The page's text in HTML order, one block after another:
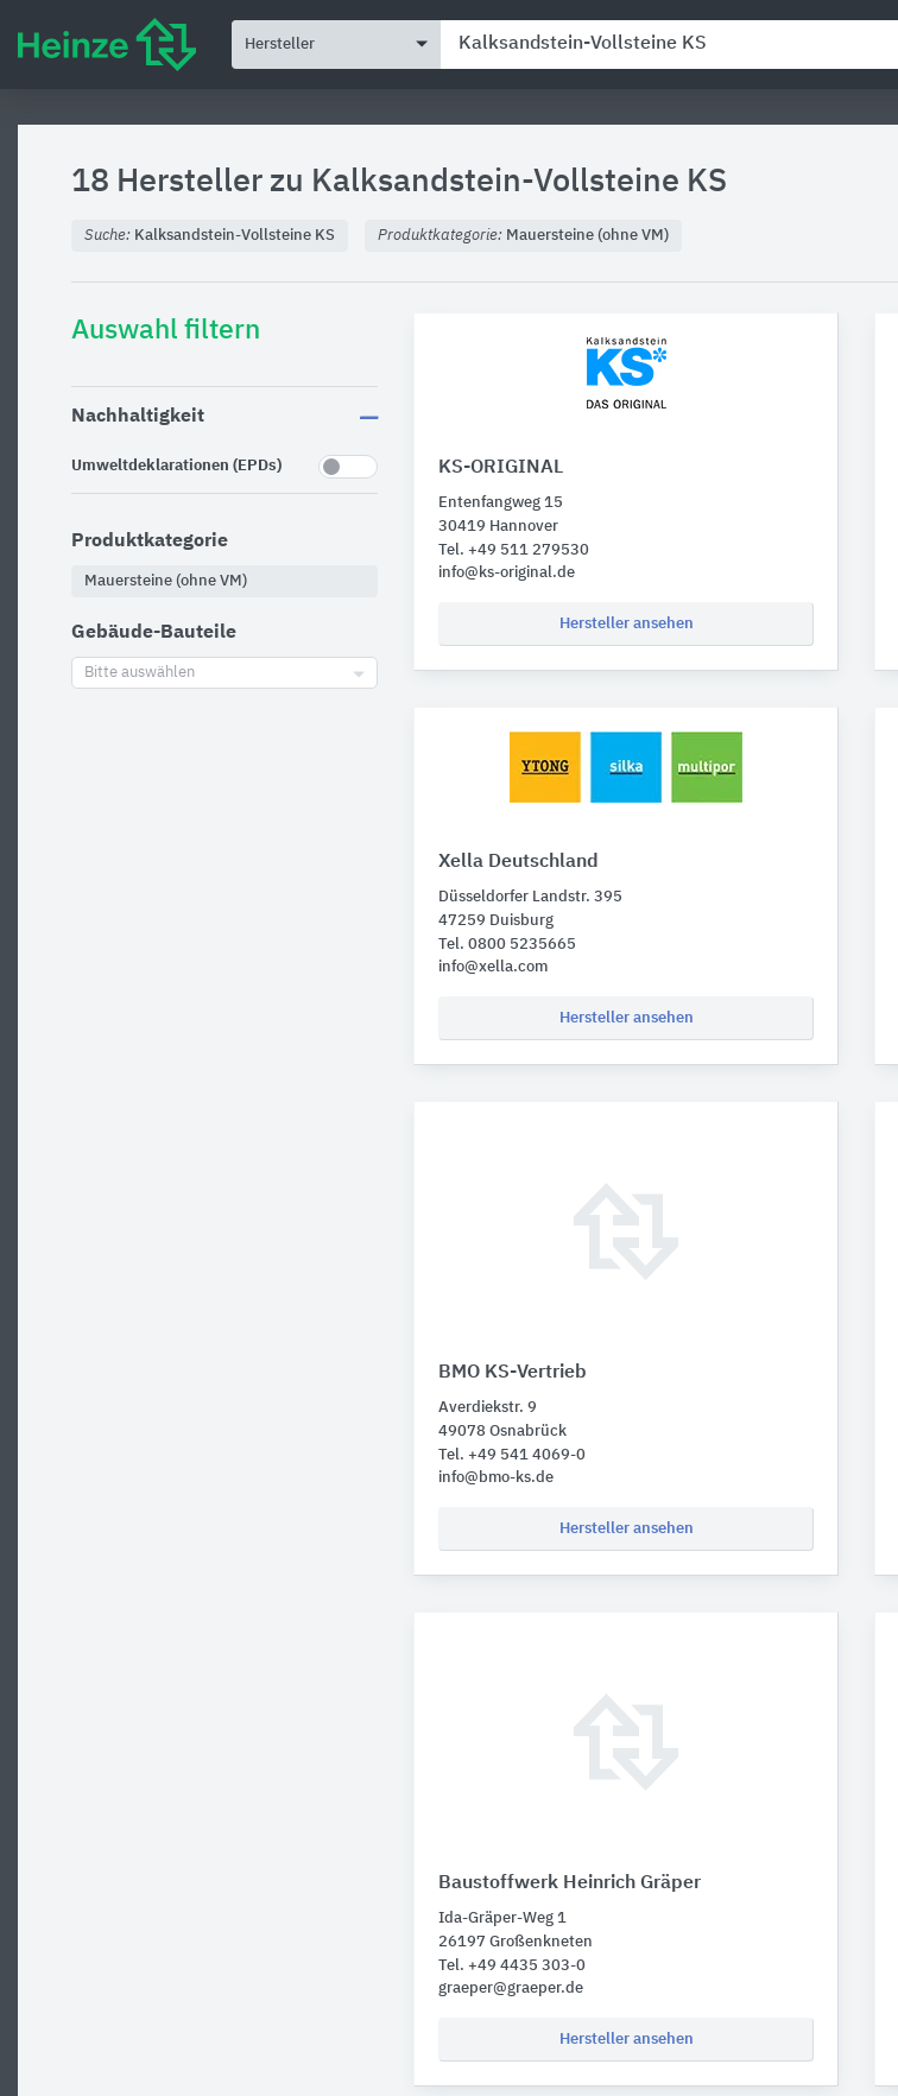
Hersteller
18 Hersteller zu Kalksandstein-Vollsteine KS
Suche: Kalksandstein-Vollsteine KS Produktkategorie: Mauersteine (ohne VM)
Auswahl filtern
Nachhaltigkeit
Umweltdeklarationen (EPDs)
Produktkategorie
Mauersteine (ohne VM)
Gebäude-Bauteile
Bitte auswählen
KS-ORIGINAL
Entenfangweg 15
30419 Hannover
Tel. +49 511 279530
info@ks-original.de
Hersteller ansehen
Xella Deutschland
Düsseldorfer Landstr. 395
47259 Duisburg
Tel. 0800 5235665
info@xella.com
Hersteller ansehen
BMO KS-Vertrieb
Averdiekstr. 9
49078 Osnabrück
Tel. +49 541 4069-0
info@bmo-ks.de
Hersteller ansehen
Baustoffwerk Heinrich Gräper
Ida-Gräper-Weg 1
26197 Großenkneten
Tel. +49 4435 303-0
graeper@graeper.de
Hersteller ansehen